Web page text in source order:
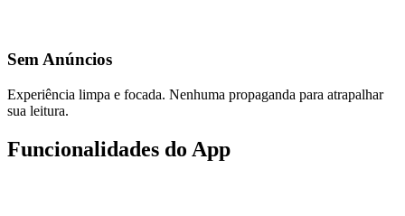
Sem Anúncios
Experiência limpa e focada. Nenhuma propaganda para atrapalhar
sua leitura.
Funcionalidades do App